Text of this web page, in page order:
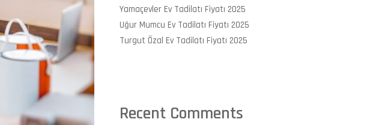
Yamaçevler Ev Tadilatı Fiyatı 2025
Uğur Mumcu Ev Tadilatı Fiyatı 2025
Turgut Özal Ev Tadilatı Fiyatı 2025
Recent Comments